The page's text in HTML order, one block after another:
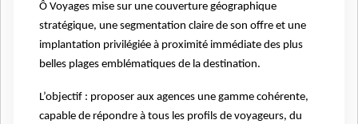
Ô Voyages mise sur une couverture géographique
stratégique, une segmentation claire de son offre et une
implantation privilégiée à proximité immédiate des plus
belles plages emblématiques de la destination.
L’objectif : proposer aux agences une gamme cohérente,
capable de répondre à tous les profils de voyageurs, du